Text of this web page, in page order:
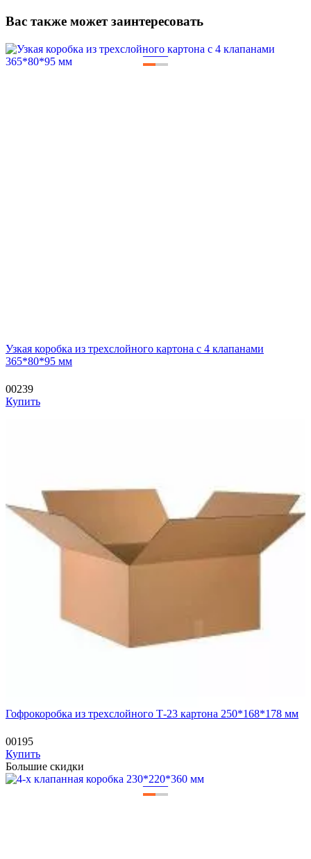
Вас также может заинтересовать
——
Узкая коробка из трехслойного картона с 4 клапанами
365*80*95 мм
00239
Купить
Гофрокоробка из трехслойного Т-23 картона 250*168*178 мм
00195
Купить
Большие скидки
——